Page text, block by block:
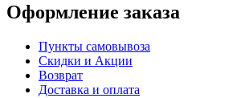
Оформление заказа
Пункты самовывоза
Скидки и Акции
Возврат
Доставка и оплата